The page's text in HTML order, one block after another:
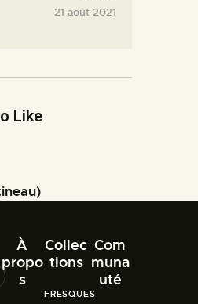
21 août 2021
Like
À
propo
s
Collec
tions
FRESQUES
Com
muna
uté